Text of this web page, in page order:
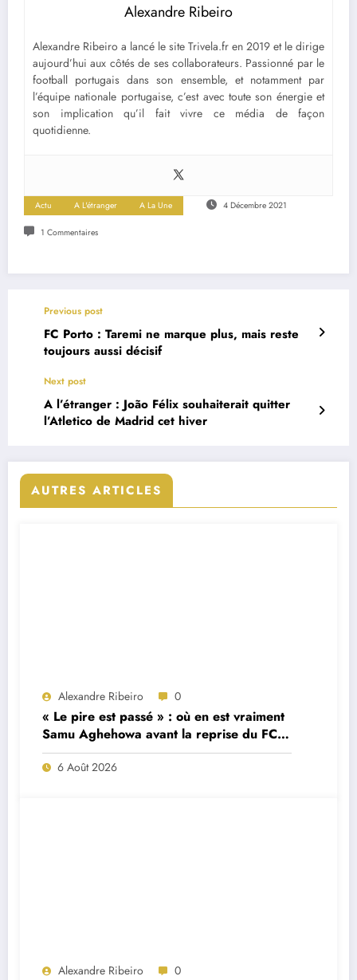
Alexandre Ribeiro
Alexandre Ribeiro a lancé le site Trivela.fr en 2019 et le dirige
aujourd’hui aux côtés de ses collaborateurs. Passionné par le
football portugais dans son ensemble, et notamment par
l’équipe nationale portugaise, c’est avec toute son énergie et
son implication qu’il fait vivre ce média de façon
quotidienne.
Actu A L'étranger A La Une 4 Décembre 2021
1 Commentaires
Previous post
FC Porto : Taremi ne marque plus, mais reste
toujours aussi décisif
Next post
A l’étranger : João Félix souhaiterait quitter
l’Atletico de Madrid cet hiver
AUTRES ARTICLES
Alexandre Ribeiro 0
« Le pire est passé » : où en est vraiment
Samu Aghehowa avant la reprise du FC
Porto ?
6 Août 2026
Alexandre Ribeiro 0